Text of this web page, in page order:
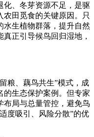
化、冬芽资源不足，是驱
田觅食的关键原因。只
水生植物群落，提升自然
正引导候鸟回归湿地，
粮、藕鸟共生”模式，成
的生态保护案例。但专家
布局与总量管控，避免鸟
度吸引、风险分散”的优